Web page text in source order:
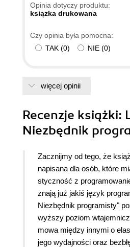
Opinia dotyczy produktu:
ksiązka drukowana
Czy opinia była pomocna:
TAK (0) NIE (0)
więcej opinii
Recenzje książki:
Niezbędnik
Zacznijmy od tego, że
napisana dla osób, które
styczność z
znają już jakiś język
Niezbędnik programisty"
wyższy poziom
mowa między innymi o
jego wydajności oraz